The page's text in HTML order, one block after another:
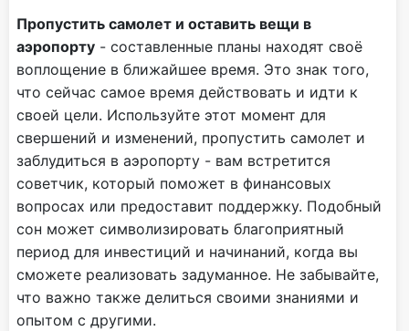
Пропустить самолет и оставить вещи в
аэропорту - составленные планы находят своё
воплощение в ближайшее время. Это знак того,
что сейчас самое время действовать и идти к
своей цели. Используйте этот момент для
свершений и изменений, пропустить самолет и
заблудиться в аэропорту - вам встретится
советчик, который поможет в финансовых
вопросах или предоставит поддержку. Подобный
сон может символизировать благоприятный
период для инвестиций и начинаний, когда вы
сможете реализовать задуманное. Не забывайте,
что важно также делиться своими знаниями и
опытом с другими.